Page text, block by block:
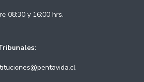
08:30 y 16:00 hrs.